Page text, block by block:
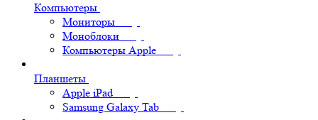
Компьютеры
Мониторы
Моноблоки
Компьютеры Apple
Планшеты
Apple iPad
Samsung Galaxy Tab